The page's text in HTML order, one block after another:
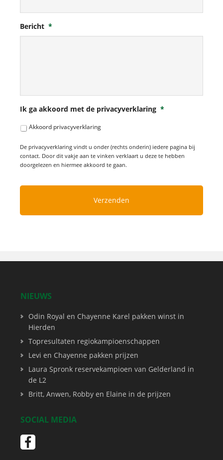
Bericht *
Ik ga akkoord met de privacyverklaring *
Akkoord privacyverklaring
De privacyverklaring vindt u onder (rechts onderin) iedere pagina bij
contact. Door dit vakje aan te vinken verklaart u deze te hebben
doorgelezen en hiermee akkoord te gaan.
NIEUWS
Odin Royal en Chayenne Karel pakken winst in
Hierden
Topresultaten regiokampioenschappen
Levi en Chayenne pakken prijzen
Laura Spronk reservekampioen van Gelderland in
de L2
Britt, Anwen, Robby en Elaine in de prijzen
SOCIAL MEDIA